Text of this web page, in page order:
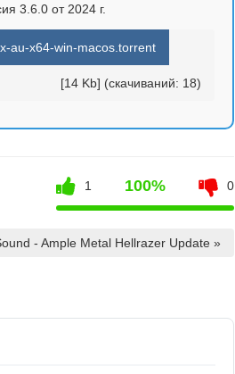
3.6.0 от 2024 г.
au-x64-win-macos.torrent
[14 Kb] (cкачиваний: 18)
1 100% 0
- Ample Metal Hellrazer Update »